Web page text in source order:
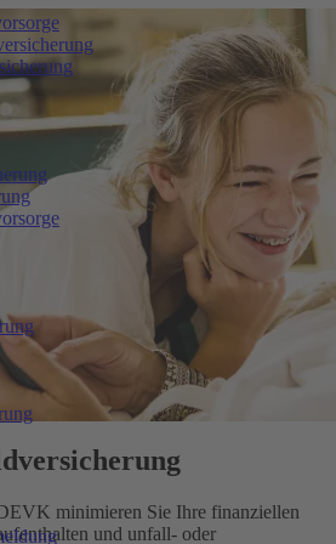
minimieren Sie Ihre finanziellen
und unfall- oder